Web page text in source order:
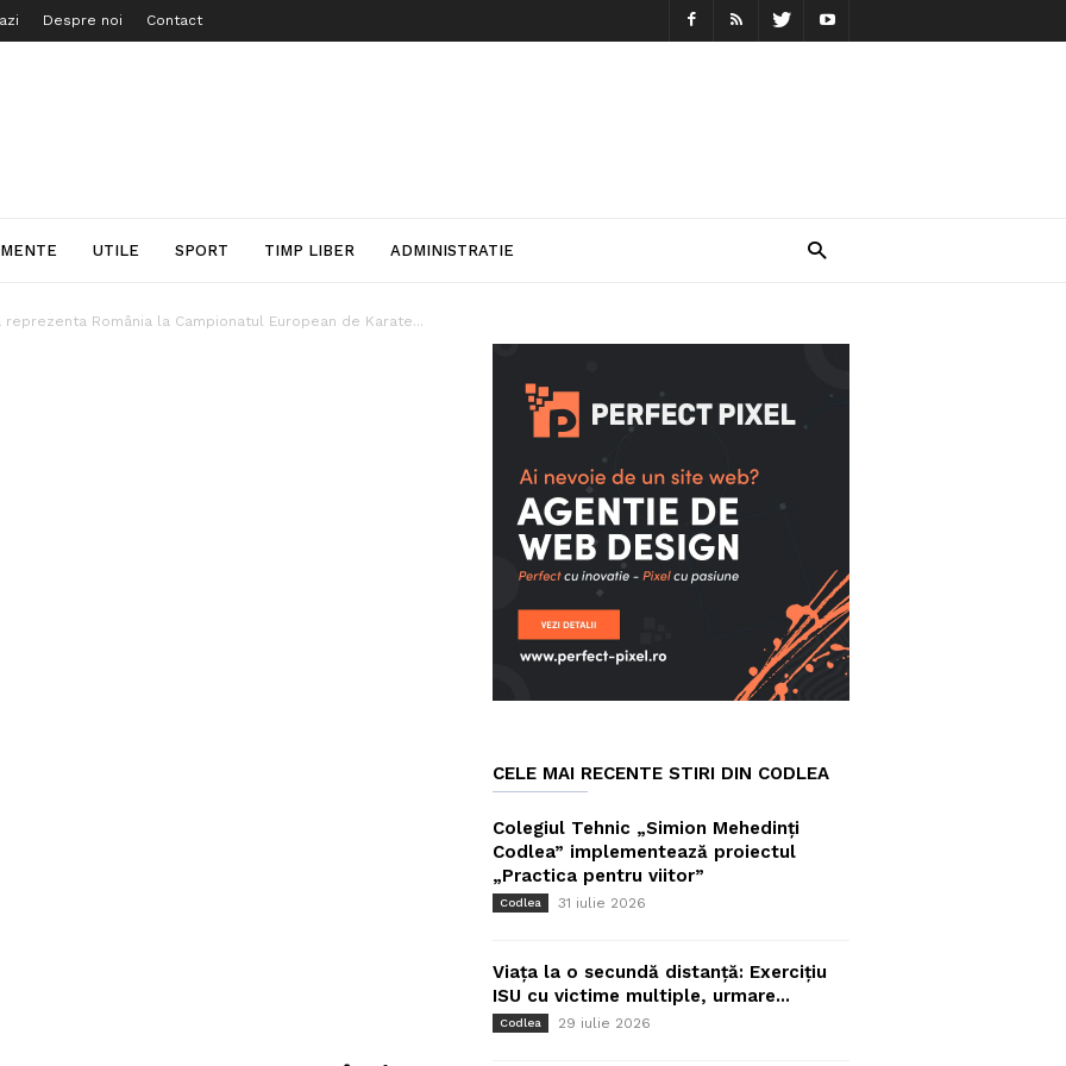
Despre noi Contact
UTILE SPORT TIMP LIBER ADMINISTRATIE
reprezenta România la Campionatul European de Karate...
CELE MAI RECENTE STIRI DIN CODLEA
Colegiul Tehnic „Simion Mehedinți
Codlea” implementează proiectul
„Practica pentru viitor”
Codlea 31 iulie 2026
Viața la o secundă distanță: Exercițiu
ISU cu victime multiple, urmare...
Codlea 29 iulie 2026